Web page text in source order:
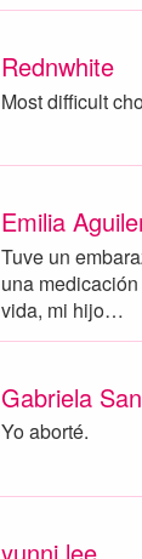
Rednwhite
Most difficult
Emilia
Tuve un
una
vida, mi hijo…
Gabriela
Yo aborté.